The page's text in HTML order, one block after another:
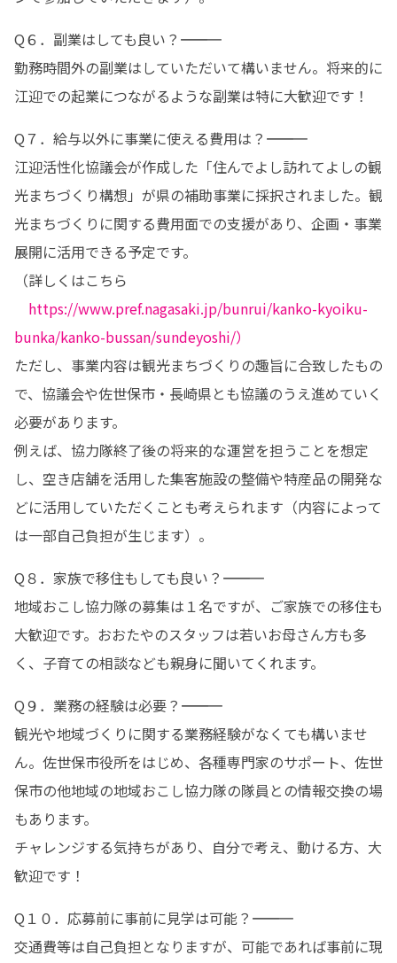
Q６．副業はしても良い？―――――――――――
勤務時間外の副業はしていただいて構いません。将来的に
江迎での起業につながるような副業は特に大歓迎です！
Q７．給与以外に事業に使える費用は？―――――――――――
江迎活性化協議会が作成した「住んでよし訪れてよしの観
光まちづくり構想」が県の補助事業に採択されました。観
光まちづくりに関する費用面での支援があり、企画・事業
展開に活用できる予定です。
（詳しくはこちら
https://www.pref.nagasaki.jp/bunrui/kanko-kyoiku-
bunka/kanko-bussan/sundeyoshi/）
ただし、事業内容は観光まちづくりの趣旨に合致したもの
で、協議会や佐世保市・長崎県とも協議のうえ進めていく
必要があります。
例えば、協力隊終了後の将来的な運営を担うことを想定
し、空き店舗を活用した集客施設の整備や特産品の開発な
どに活用していただくことも考えられます（内容によって
は一部自己負担が生じます）。
Q８．家族で移住もしても良い？―――――――――――
地域おこし協力隊の募集は１名ですが、ご家族での移住も
大歓迎です。おおたやのスタッフは若いお母さん方も多
く、子育ての相談なども親身に聞いてくれます。
Q９．業務の経験は必要？―――――――――――
観光や地域づくりに関する業務経験がなくても構いませ
ん。佐世保市役所をはじめ、各種専門家のサポート、佐世
保市の他地域の地域おこし協力隊の隊員との情報交換の場
もあります。
チャレンジする気持ちがあり、自分で考え、動ける方、大
歓迎です！
Q１０．応募前に事前に見学は可能？―――――――――――
交通費等は自己負担となりますが、可能であれば事前に現